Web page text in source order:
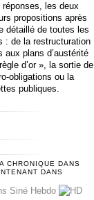
les deux
propositions après
détaillé de toutes les
: de la restructuration
aux plans d’austérité
d’or », la sortie de
obligations ou la
publiques.
CHRONIQUE DANS
DANS